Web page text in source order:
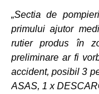
„Sectia de
primului ajutor
rutier produs în
preliminare ar fi
accident, posibil 3
ASAS, 1 x